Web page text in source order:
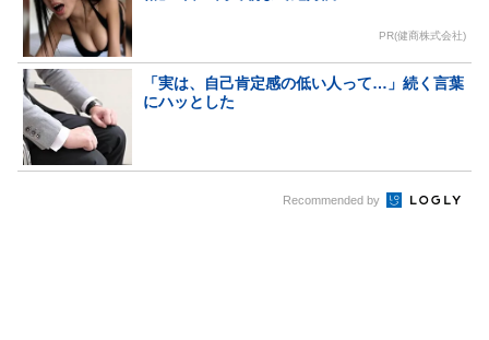
PR(健商株式会社)
「実は、自己肯定感の低い人って…」続く言葉
にハッとした
Recommended by